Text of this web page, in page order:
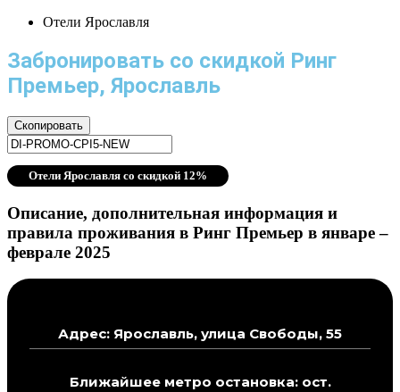
Отели Ярославля
Забронировать со скидкой Ринг
Премьер, Ярославль
Скопировать
Отели Ярославля со скидкой 12%
Описание, дополнительная информация и
правила проживания в Ринг Премьер в январе –
феврале 2025
Адрес: Ярославль, улица Свободы, 55
Ближайшее метро остановка: ост.